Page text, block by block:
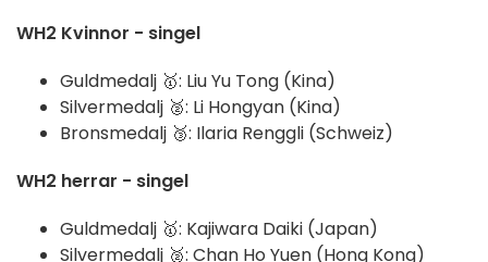
WH2 Kvinnor - singel
Guldmedalj 🥇: Liu Yu Tong (Kina)
Silvermedalj 🥈: Li Hongyan (Kina)
Bronsmedalj 🥉: Ilaria Renggli (Schweiz)
WH2 herrar - singel
Guldmedalj 🥇: Kajiwara Daiki (Japan)
Silvermedalj 🥈: Chan Ho Yuen (Hong Kong)